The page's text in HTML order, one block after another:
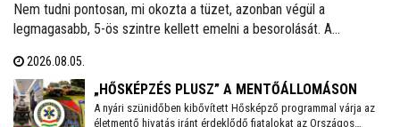
Nem tudni pontosan, mi okozta a tüzet, azonban végül a
legmagasabb, 5-ös szintre kellett emelni a besorolását. A
kockázatott jelentett - tájékoztatott közösségi oldalán dr. Cser-
Palkovics András polgármester. A környék két utcáiból hatvanegy
embert menekítettek ki, őket már visszaengedték otthonukba.
2026.08.05.
„HŐSKÉPZÉS PLUSZ” A MENTŐÁLLOMÁSON
A nyári szünidőben kibővített Hősképző programmal várja az
életmentő hivatás iránt érdeklődő fiatalokat az Országos